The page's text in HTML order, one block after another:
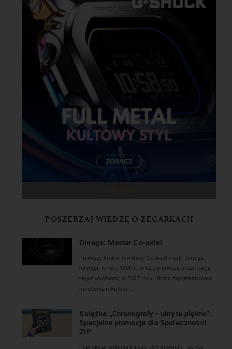
POSZERZAJ WIEDZĘ O ZEGARKACH
Omega: Master Co-axial
Pierwszy krok w rewolucji Co-Axial marki Omega,
nastąpił w roku 1999 r., wraz z pierwszą prezentacją
tegoż wychwytu; w 2007 roku , firma zaprezentowała
mechanizm kaliber ...
Książka „Chronografy - ukryte piękno”.
Specjalna promocja dla Społeczności
ZiP
Przy okazji wydania książki „Chronografy - ukryte